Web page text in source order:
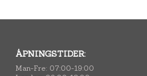
ÅPNINGSTIDER:
Man-Fre: 07:00-19:00